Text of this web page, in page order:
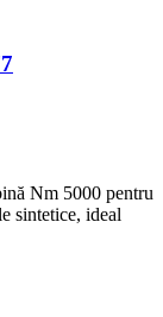
Nm 5000 pentru
sintetice, ideal